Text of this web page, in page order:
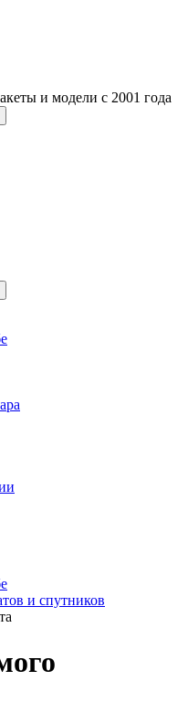
и модели с 2001 года
и спутников